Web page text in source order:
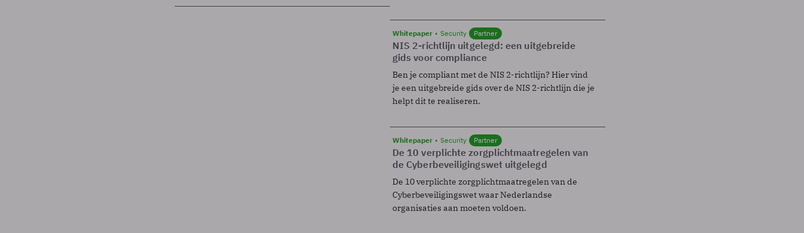
Whitepaper Security Partner
NIS 2-richtlijn uitgelegd: een uitgebreide
gids voor compliance
Ben je compliant met de NIS 2-richtlijn? Hier vind
je een uitgebreide gids over de NIS 2-richtlijn die je
helpt dit te realiseren.
Whitepaper Security Partner
De 10 verplichte zorgplichtmaatregelen van
de Cyberbeveiligingswet uitgelegd
De 10 verplichte zorgplichtmaatregelen van de
Cyberbeveiligingswet waar Nederlandse
organisaties aan moeten voldoen.